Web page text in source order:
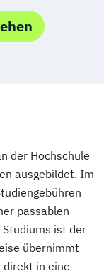
der Hochschule
ausgebildet. Im
passablen
Studiums ist der
übernimmt
direkt in eine